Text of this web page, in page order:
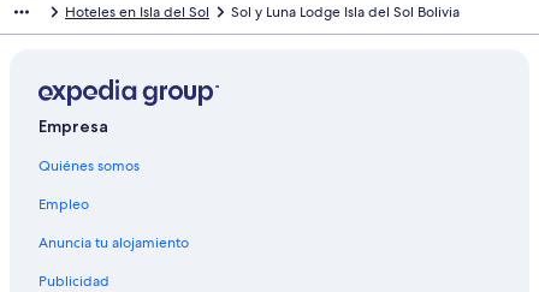
Hoteles en Isla del Sol Sol y Luna Lodge Isla del Sol Bolivia
Empresa
Quiénes somos
Empleo
Anuncia tu alojamiento
Publicidad